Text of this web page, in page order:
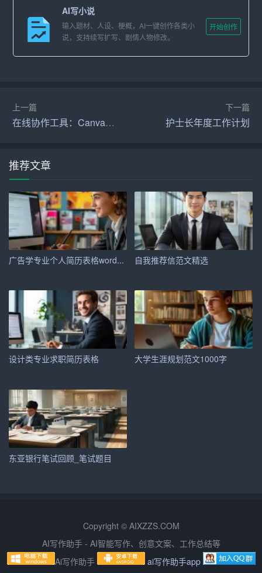
1. 短期目标（1-3年）：
– 完成中职学业，取得会计从业资格证书。
– 通过自学或参加
，提升Excel、财务软件等办公技
能。
– 提升至会计主管或财务经理岗位，负责企业的日常财务
管理和报表编制。
– 取得初级会计师职称，系统学习中级财务管理知识。
– 参加各类财务培训，拓宽专业视野，提升综合管理能
力。
– 成为一名资深财务管理者，具备全面的财务分析和决策
能力。
– 取得中级或高级会计师职称，具备注册会计师资格。
总监助理。
四、行动计划
1. 学习计划：
争取一次性通过考试。同时，自学Excel高级应用、财务软
件操作等技能。
AI写小说
输入题材、人设、梗概，AI一键创作各类小
说，支持续写扩写、剧情人物修改。
开始创作
上一篇
在线协作工具：Canva可画支持多人编辑设计模板
下一篇
护士长年度工作计划
推荐文章
广告学专业个人简历表格word... 自我推荐信范文精选
设计类专业求职简历表格 大学生涯规划范文1000字
东亚银行笔试回顾_笔试题目
Copyright © AIXZZS.COM
AI写作助手 - AI智能写作、创意文案、工作总结等
Ai写作助手
ai写作助手app